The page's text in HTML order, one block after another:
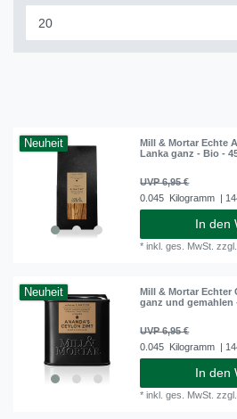
Neuheit
Mill & Mortar Echte
Lanka ganz - Bio -
UVP 6,95 €
0.045 Kilogramm |
In den
*inkl. ges. MwSt.
Neuheit
Mill & Mortar Echter
ganz und gemahlen
UVP 6,95 €
0.045 Kilogramm |
In den
*inkl. ges. MwSt.